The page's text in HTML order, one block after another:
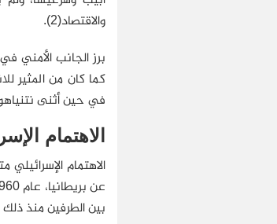
والاقتصاد(2).
برز الجانب الأمني
كما كان من المثير
في حين أثنى نتنياهو
الاهتمام
الاهتمام
بين الطرفين منذ